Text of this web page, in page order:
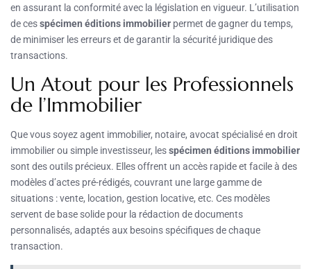
en assurant la conformité avec la législation en vigueur. L’utilisation
de cesspécimen éditions immobilier permet de gagner du temps,
de minimiser les erreurs et de garantir la sécurité juridique des
transactions.
Un Atout pour les Professionnels
de l’Immobilier
Que vous soyez agent immobilier, notaire, avocat spécialisé en droit
immobilier ou simple investisseur, lesspécimen éditions immobilier
sont des outils précieux. Elles offrent un accès rapide et facile à des
modèles d’actes pré-rédigés, couvrant une large gamme de
situations : vente, location, gestion locative, etc. Ces modèles
servent de base solide pour la rédaction de documents
personnalisés, adaptés aux besoins spécifiques de chaque
transaction.